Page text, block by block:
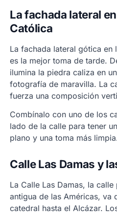
La fachada lateral
Católica
La fachada lateral gótica en
es la mejor toma de tarde.
ilumina la piedra caliza en
fotografía de maravilla. La
fuerza una composición
Combínalo con uno de los
lado de la calle para tener
plano y una toma más
Calle Las Damas y
La Calle Las Damas, la
antigua de las Américas, va
catedral hasta el Alcázar.